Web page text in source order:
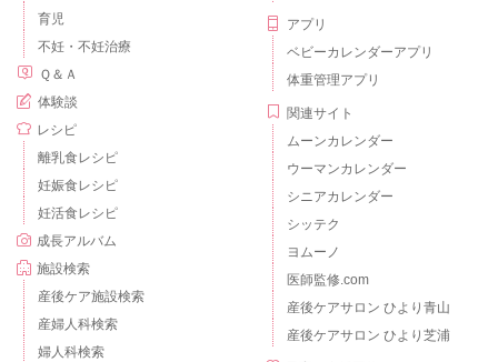
育児
不妊・不妊治療
Ｑ＆Ａ
体験談
レシピ
離乳食レシピ
妊娠食レシピ
妊活食レシピ
成長アルバム
施設検索
産後ケア施設検索
産婦人科検索
婦人科検索
アプリ
ベビーカレンダーアプリ
体重管理アプリ
関連サイト
ムーンカレンダー
ウーマンカレンダー
シニアカレンダー
シッテク
ヨムーノ
医師監修.com
産後ケアサロン ひより青山
産後ケアサロン ひより芝浦